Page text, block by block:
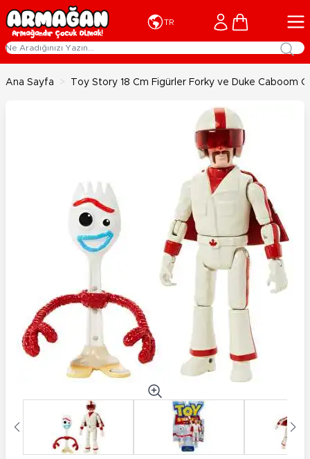
İçeriğe geç
TR Cart
Ana Sayfa > Toy Story 18 Cm Figürler Forky ve Duke Caboom